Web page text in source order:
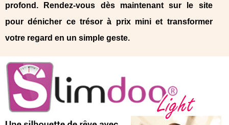
profond. Rendez-vous dès maintenant sur le site
pour dénicher ce trésor à prix mini et transformer
votre regard en un simple geste.